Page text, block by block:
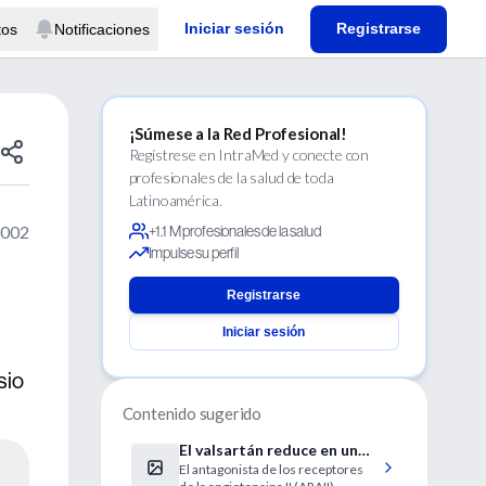
Notificaciones Iniciar sesión Registrarse
¡Súmese a la Red Profesional!
Regístrese en IntraMed y conecte con
profesionales de la salud de toda
Latinoamérica.
+1.1 M profesionales de la salud
Impulse su perfil
Registrarse
Iniciar sesión
Contenido sugerido
El valsartán reduce en un
33% la mortalidad en
El antagonista de los receptores